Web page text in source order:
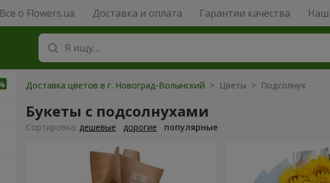
Все о Flowers.ua Доставка и оплата Гарантии качества
Доставка цветов в г. Новоград-Волынский > Цветы > Подсолнух
Букеты с подсолнухами
Cортировка: дешевые дорогие популярные